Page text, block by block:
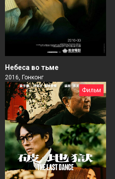
Небеса во тьме
2016, Гонконг
Фильм